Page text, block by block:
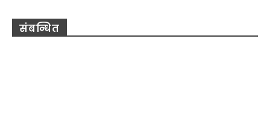
संबन्धित